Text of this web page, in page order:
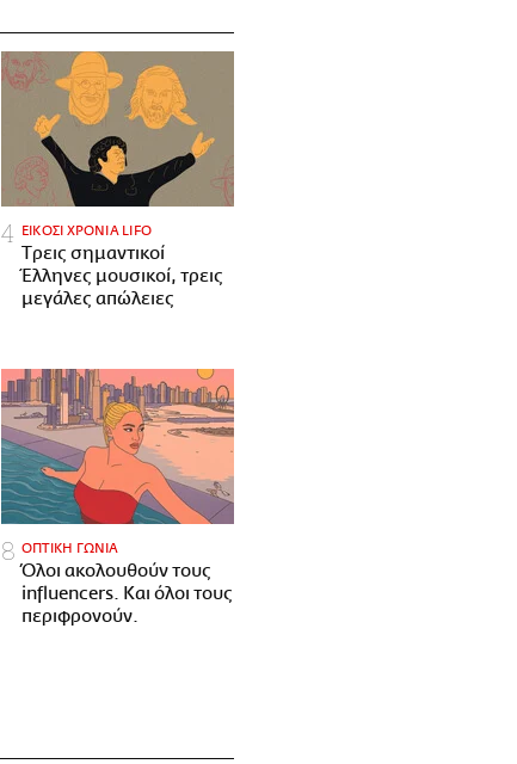
ΕΙΚΟΣΙ ΧΡΟΝΙΑ LIFO
Tρεις σημαντικοί
Έλληνες μουσικοί, τρεις
μεγάλες απώλειες
ΟΠΤΙΚΗ ΓΩΝΙΑ
Όλοι ακολουθούν τους
influencers. Και όλοι τους
περιφρονούν.